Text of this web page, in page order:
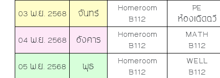
03 พ.ย. 2568
จันทร์
Homeroom
B112
PE
ห้องเฉิดฉวี
04 พ.ย. 2568
อังคาร
Homeroom
B112
MATH
B112
05 พ.ย. 2568
พุธ
Homeroom
B112
WELL
B112